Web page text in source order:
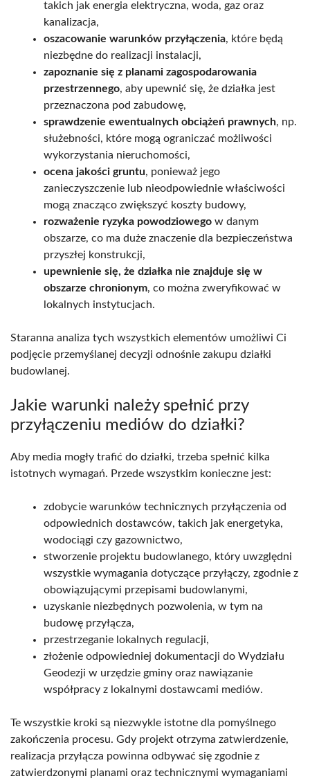
takich jak energia elektryczna, woda, gaz oraz
kanalizacja,
oszacowanie warunków przyłączenia, które będą
niezbędne do realizacji instalacji,
zapoznanie się z planami zagospodarowania
przestrzennego, aby upewnić się, że działka jest
przeznaczona pod zabudowę,
sprawdzenie ewentualnych obciążeń prawnych, np.
służebności, które mogą ograniczać możliwości
wykorzystania nieruchomości,
ocena jakości gruntu, ponieważ jego
zanieczyszczenie lub nieodpowiednie właściwości
mogą znacząco zwiększyć koszty budowy,
rozważenie ryzyka powodziowego w danym
obszarze, co ma duże znaczenie dla bezpieczeństwa
przyszłej konstrukcji,
upewnienie się, że działka nie znajduje się w
obszarze chronionym, co można zweryfikować w
lokalnych instytucjach.
Staranna analiza tych wszystkich elementów umożliwi Ci
podjęcie przemyślanej decyzji odnośnie zakupu działki
budowlanej.
Jakie warunki należy spełnić przy
przyłączeniu mediów do działki?
Aby media mogły trafić do działki, trzeba spełnić kilka
istotnych wymagań. Przede wszystkim konieczne jest:
zdobycie warunków technicznych przyłączenia od
odpowiednich dostawców, takich jak energetyka,
wodociągi czy gazownictwo,
stworzenie projektu budowlanego, który uwzględni
wszystkie wymagania dotyczące przyłączy, zgodnie z
obowiązującymi przepisami budowlanymi,
uzyskanie niezbędnych pozwolenia, w tym na
budowę przyłącza,
przestrzeganie lokalnych regulacji,
złożenie odpowiedniej dokumentacji do Wydziału
Geodezji w urzędzie gminy oraz nawiązanie
współpracy z lokalnymi dostawcami mediów.
Te wszystkie kroki są niezwykle istotne dla pomyślnego
zakończenia procesu. Gdy projekt otrzyma zatwierdzenie,
realizacja przyłącza powinna odbywać się zgodnie z
zatwierdzonymi planami oraz technicznymi wymaganiami